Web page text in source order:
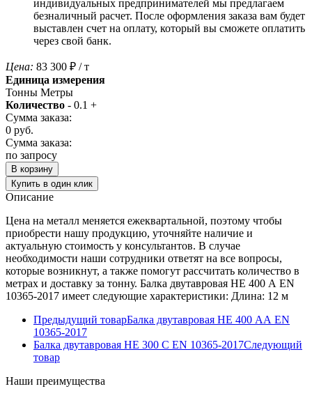
индивидуальных предпринимателей мы предлагаем
безналичный расчет. После оформления заказа вам будет
выставлен счет на оплату, который вы сможете оплатить
через свой банк.
Цена: 83 300 ₽ / т
Единица измерения
Тонны Метры
Количество - 0.1 +
Сумма заказа:
0 руб.
Сумма заказа:
по запросу
В корзину
Купить в один клик
Описание
Цена на металл меняется ежеквартальной, поэтому чтобы
приобрести нашу продукцию, уточняйте наличие и
актуальную стоимость у консультантов. В случае
необходимости наши сотрудники ответят на все вопросы,
которые возникнут, а также помогут рассчитать количество в
метрах и доставку за тонну. Балка двутавровая HE 400 A EN
10365-2017 имеет следующие характеристики: Длина: 12 м
Предыдущий товарБалка двутавровая HE 400 AA EN
10365-2017
Балка двутавровая HE 300 С EN 10365-2017Следующий
товар
Наши преимущества